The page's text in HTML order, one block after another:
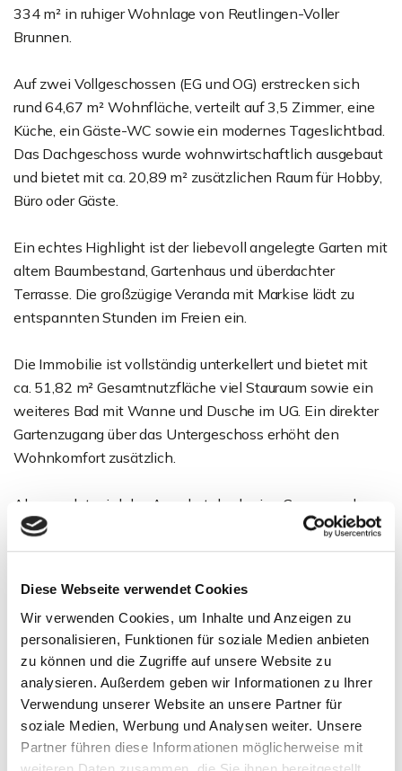
Diese Webseite verwendet Cookies
Wir verwenden Cookies, um Inhalte und Anzeigen zu
personalisieren, Funktionen für soziale Medien anbieten
zu können und die Zugriffe auf unsere Website zu
analysieren. Außerdem geben wir Informationen zu Ihrer
Verwendung unserer Website an unsere Partner für
soziale Medien, Werbung und Analysen weiter. Unsere
Partner führen diese Informationen möglicherweise mit
334 m² in ruhiger Wohnlage von Reutlingen-Voller
Brunnen.
Auf zwei Vollgeschossen (EG und OG) erstrecken sich
rund 64,67 m² Wohnfläche, verteilt auf 3,5 Zimmer, eine
Küche, ein Gäste-WC sowie ein modernes Tageslichtbad.
Das Dachgeschoss wurde wohnwirtschaftlich ausgebaut
und bietet mit ca. 20,89 m² zusätzlichen Raum für Hobby,
Büro oder Gäste.
Ein echtes Highlight ist der liebevoll angelegte Garten mit
altem Baumbestand, Gartenhaus und überdachter
Terrasse. Die großzügige Veranda mit Markise lädt zu
entspannten Stunden im Freien ein.
Die Immobilie ist vollständig unterkellert und bietet mit
ca. 51,82 m² Gesamtnutzfläche viel Stauraum sowie ein
weiteres Bad mit Wanne und Dusche im UG. Ein direkter
Gartenzugang über das Untergeschoss erhöht den
Wohnkomfort zusätzlich.
Abgerundet wird das Angebot durch eine Garage und
einen Carport auf dem Grundstück - ideal für Familien oder
Paare mit Platzbedarf und Sinn für Gartenkultur.
Ansprechpartner